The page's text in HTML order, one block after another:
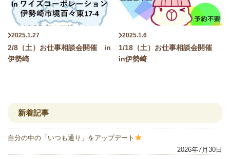
2025.1.27
2/8（土）お仕事相談会開催 in
伊勢崎
2025.1.6
1/18（土）お仕事相談会開催
in伊勢崎
新着記事
自分の中の「いつも通り」をアップデート
2026年7月30日